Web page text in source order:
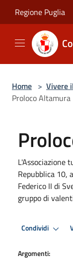
Regione Puglia
Home > Vivere
Proloco Altamura
L'Associazione
Repubblica 10,
Federico II di
gruppo di
Condividi
Argomenti: